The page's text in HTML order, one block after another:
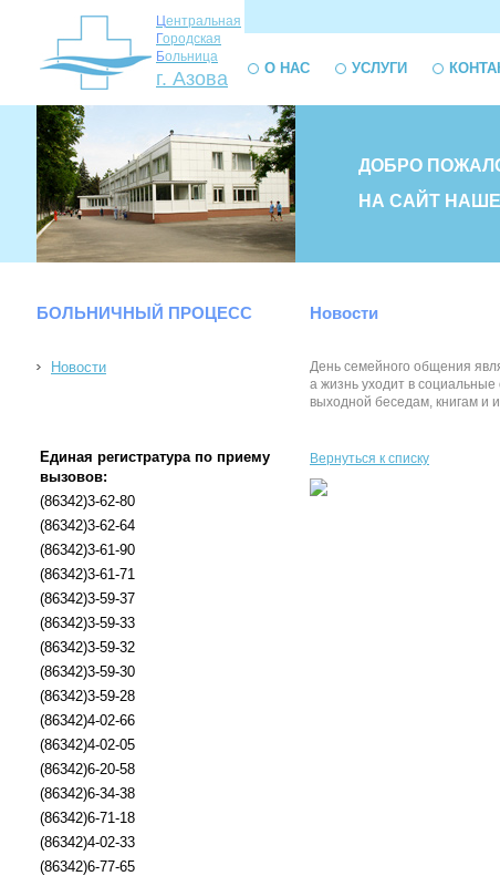
Центральная
Городская
Больница
г. Азова О НАС УСЛУГИ
ДОБРО
НА САЙТ
БОЛЬНИЧНЫЙ ПРОЦЕСС
Новости
Единая регистратура по приему
вызовов:
(86342)3-62-80
(86342)3-62-64
(86342)3-61-90
(86342)3-61-71
(86342)3-59-37
(86342)3-59-33
(86342)3-59-32
(86342)3-59-30
(86342)3-59-28
(86342)4-02-66
(86342)4-02-05
(86342)6-20-58
(86342)6-34-38
(86342)6-71-18
(86342)4-02-33
(86342)6-77-65
Новости
День семейного общения
а жизнь уходит в
выходной беседам, книгам и
Вернуться к списку